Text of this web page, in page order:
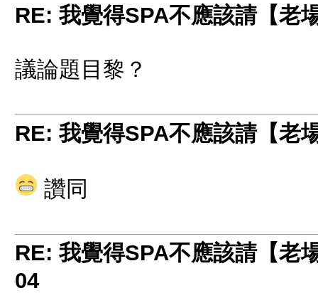
RE: 我覺得SPA不應該請【老
議論題目黎？
RE: 我覺得SPA不應該請【老
讚同
RE: 我覺得SPA不應該請【老
04